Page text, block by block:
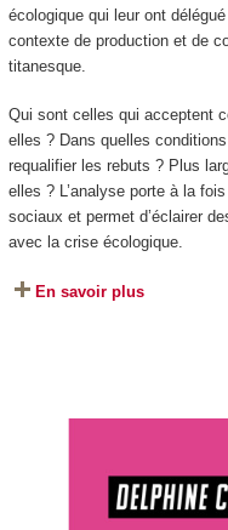
écologique qui leur ont
contexte de production et de
titanesque.
Qui sont celles qui acceptent
elles ? Dans quelles
requalifier les rebuts ? Plus
elles ? L’analyse porte à la
sociaux et permet d’éclairer
avec la crise écologique.
En savoir plus